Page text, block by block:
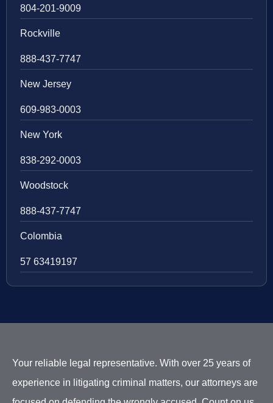
804-201-9009
Rockville
888-437-7747
New Jersey
609-983-0003
New York
838-292-0003
Woodstock
888-437-7747
Colombia
57 63419197
Your reliable legal representative. With over 25 years of
experience in litigating criminal matters, our attorneys are